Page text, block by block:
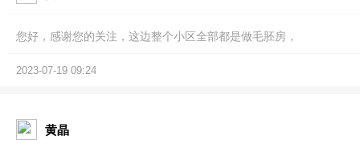
您好，感谢您的关注，这边整个小区全部都是做毛胚房，
2023-07-19 09:24
黄晶